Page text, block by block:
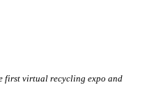
first virtual recycling expo and